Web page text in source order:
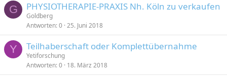
G PHYSIOTHERAPIE-PRAXIS Nh. Köln zu verkaufen
Goldberg
Antworten 0 25. Juni 2018
Y Teilhaberschaft oder Komplettübernahme
Yetiforschung
Antworten 0 18. März 2018